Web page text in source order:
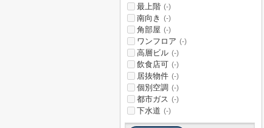
最上階 (-)
南向き (-)
角部屋 (-)
ワンフロア (-)
高層ビル (-)
飲食店可 (-)
居抜物件 (-)
個別空調 (-)
都市ガス (-)
下水道 (-)